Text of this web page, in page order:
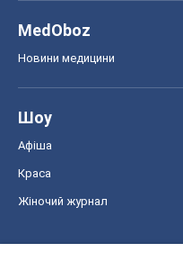
MedOboz
Новини медицини
Шоу
Афіша
Краса
Жіночий журнал